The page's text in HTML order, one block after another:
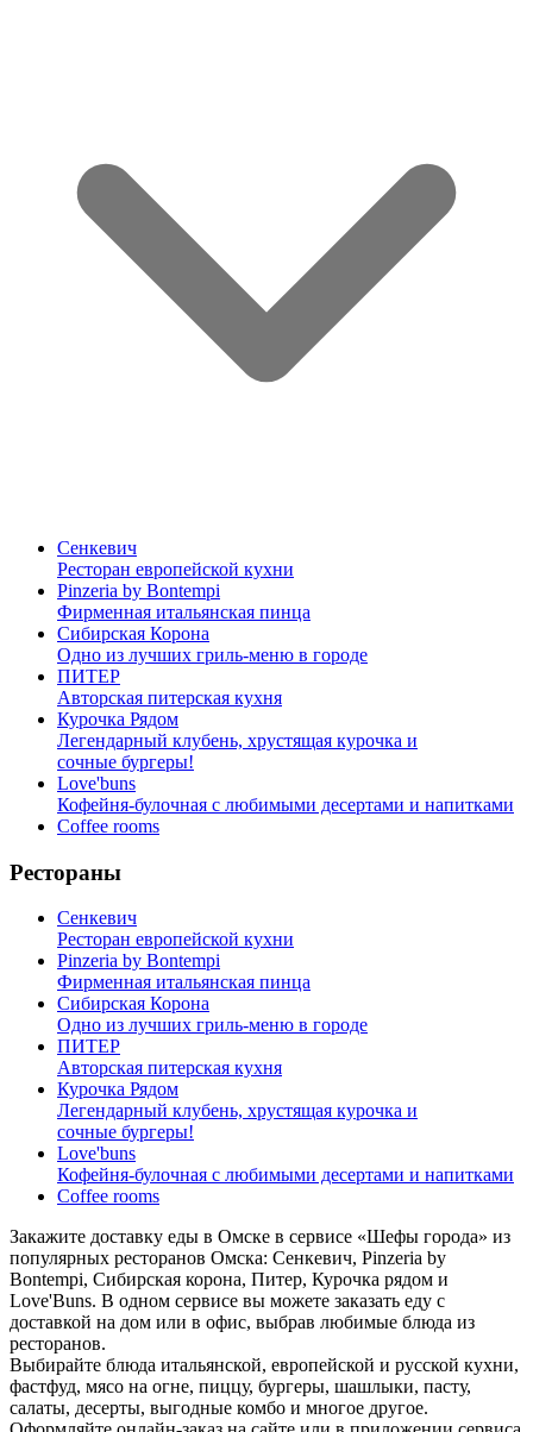
Сенкевич
Ресторан европейской кухни
Pinzeria by Bontempi
Фирменная итальянская пинца
Сибирская Корона
Одно из лучших гриль-меню в городе
ПИТЕР
Авторская питерская кухня
Курочка Рядом
Легендарный клубень, хрустящая курочка и
сочные бургеры!
Love'buns
Кофейня-булочная с любимыми десертами и напитками
Coffee rooms
Рестораны
Сенкевич
Ресторан европейской кухни
Pinzeria by Bontempi
Фирменная итальянская пинца
Сибирская Корона
Одно из лучших гриль-меню в городе
ПИТЕР
Авторская питерская кухня
Курочка Рядом
Легендарный клубень, хрустящая курочка и
сочные бургеры!
Love'buns
Кофейня-булочная с любимыми десертами и напитками
Coffee rooms
Закажите доставку еды в Омске в сервисе «Шефы города» из
популярных ресторанов Омска: Сенкевич, Pinzeria by
Bontempi, Сибирская корона, Питер, Курочка рядом и
Love'Buns. В одном сервисе вы можете заказать еду с
доставкой на дом или в офис, выбрав любимые блюда из
ресторанов.
Выбирайте блюда итальянской, европейской и русской кухни,
фастфуд, мясо на огне, пиццу, бургеры, шашлыки, пасту,
салаты, десерты, выгодные комбо и многое другое.